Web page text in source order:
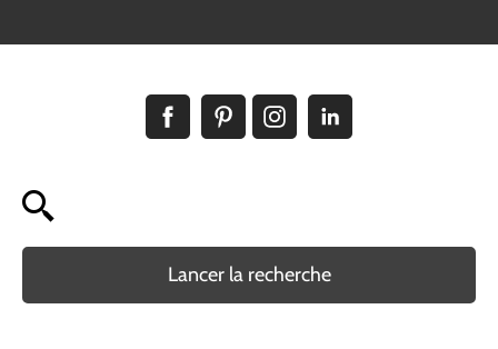
Lancer la recherche